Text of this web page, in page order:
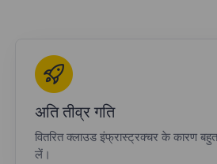
अति तीव्र गति
वितरित क्लाउड इंफ्रास्ट्रक्चर के कारण
लें।